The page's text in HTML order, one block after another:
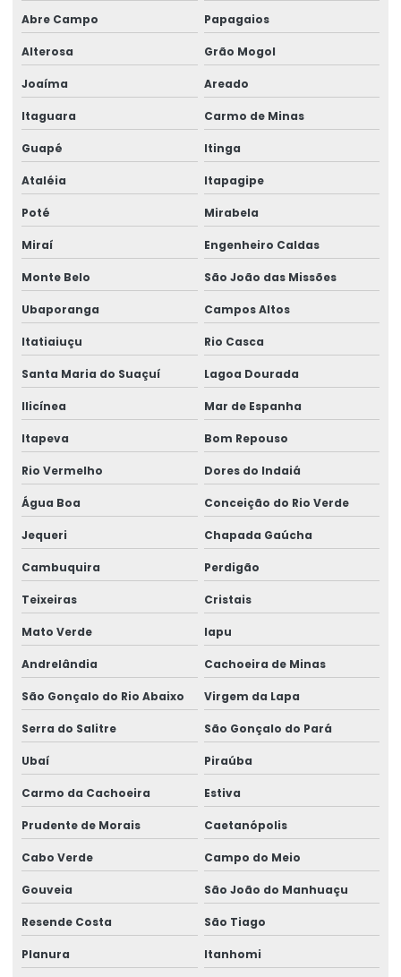
Abre Campo Papagaios
Alterosa Grão Mogol
Joaíma Areado
Itaguara Carmo de Minas
Guapé Itinga
Ataléia Itapagipe
Poté Mirabela
Miraí Engenheiro Caldas
Monte Belo São João das Missões
Ubaporanga Campos Altos
Itatiaiuçu Rio Casca
Santa Maria do Suaçuí Lagoa Dourada
Ilicínea Mar de Espanha
Itapeva Bom Repouso
Rio Vermelho Dores do Indaiá
Água Boa Conceição do Rio Verde
Jequeri Chapada Gaúcha
Cambuquira Perdigão
Teixeiras Cristais
Mato Verde Iapu
Andrelândia Cachoeira de Minas
São Gonçalo do Rio Abaixo Virgem da Lapa
Serra do Salitre São Gonçalo do Pará
Ubaí Piraúba
Carmo da Cachoeira Estiva
Prudente de Morais Caetanópolis
Cabo Verde Campo do Meio
Gouveia São João do Manhuaçu
Resende Costa São Tiago
Planura Itanhomi